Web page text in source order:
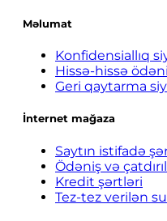
Məlumat
Konfidensiallıq
Hissə-hissə
Geri qaytarma
İnternet mağaza
Saytın istifadə
Ödəniş və
Kredit şərtləri
Tez-tez verilən